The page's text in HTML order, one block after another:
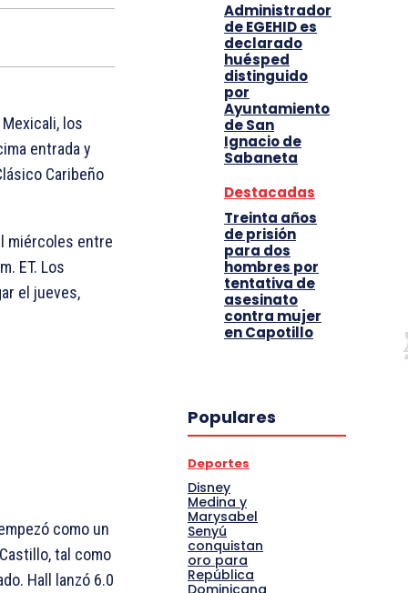
los
entrada y
Caribeño
miércoles entre
ET. Los
el jueves,
como un
tal como
Hall lanzó 6.0
Administrador
de EGEHID es
declarado
huésped
distinguido
por
Ayuntamiento
de San
Ignacio de
Sabaneta
Destacadas
Treinta años
de prisión
para dos
hombres por
tentativa de
asesinato
contra mujer
en Capotillo
Populares
Deportes
Disney
Medina y
Marysabel
Senyú
conquistan
oro para
República
Dominicana